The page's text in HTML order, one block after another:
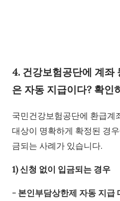
4. 건강보험공단에 계좌
은 자동 지급이다? 확인
국민건강보험공단에 환급계
대상이 명확하게 확정된 경
금되는 사례가 있습니다.
1) 신청 없이 입금되는 경우
- 본인부담상한제 자동 지급